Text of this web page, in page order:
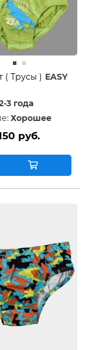
( Трусы ) EASY
3 года
Хорошее
руб.